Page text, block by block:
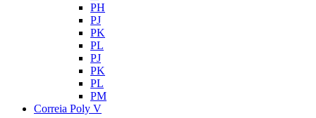
PH
PJ
PK
PL
PJ
PK
PL
PM
Correia Poly V